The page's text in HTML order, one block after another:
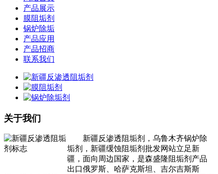
产品展示
膜阻垢剂
锅炉除垢
产品应用
产品招商
联系我们
关于我们
新疆反渗透阻垢剂，乌鲁木齐锅炉除
垢剂，新疆缓蚀阻垢剂批发网站立足新
疆，面向周边国家，是森盛隆阻垢剂产品
出口俄罗斯、哈萨克斯坦、吉尔吉斯斯